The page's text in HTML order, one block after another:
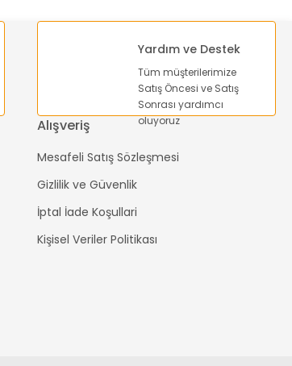
Yardım ve Destek
Tüm müşterilerimize
Satış Öncesi ve Satış
Sonrası yardımcı
oluyoruz
Alışveriş
Mesafeli Satış Sözleşmesi
Gizlilik ve Güvenlik
İptal İade Koşullari
Kişisel Veriler Politikası